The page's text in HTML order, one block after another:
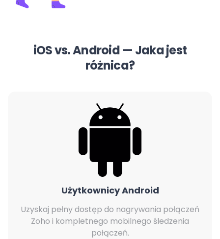
iOS vs. Android — Jaka jest
różnica?
Użytkownicy Android
Uzyskaj pełny dostęp do nagrywania połączeń
Zoho i kompletnego mobilnego śledzenia
połączeń.